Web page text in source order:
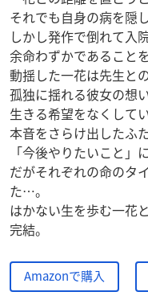
それでも自身の病を隠
しかし発作で倒れて入
余命わずかであること
動揺した一花は先生と
孤独に揺れる彼女の想
生きる希望をなくして
本音をさらけ出したふ
「今後やりたいこと」
だがそれぞれの命のタ
た…。
はかない生を歩む一
完結。
Amazonで購入